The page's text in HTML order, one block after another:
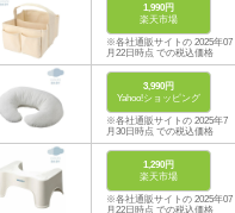
1,990円
楽天市場
※各社通販サイトの 2025年07
月22日時点 での税込価格
3,990円
Yahoo!ショッピング
※各社通販サイトの 2025年7
月30日時点 での税込価格
1,290円
楽天市場
※各社通販サイトの 2025年07
月22日時点 での税込価格